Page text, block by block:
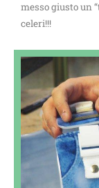
messo giusto un
celeri!!!